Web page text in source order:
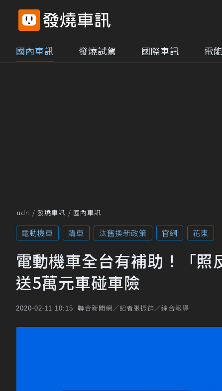
國內車訊 發燒試駕 國際車訊 電
udn 發燒車訊 國內車訊
電動機車 購車 汰舊換新政策 官網 花東
電動機車全台有補助！「
送5萬元車碰車險
2020-02-11 10:15 聯合新聞網／記者張振群／綜合報導